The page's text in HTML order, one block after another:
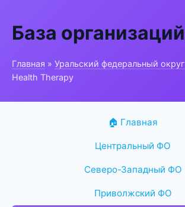
База организаций
Главная » Уральский федеральный округ
Health Therapy
🏠 Главная
Центральный ФО
Северо-Западный ФО
Приволжский ФО